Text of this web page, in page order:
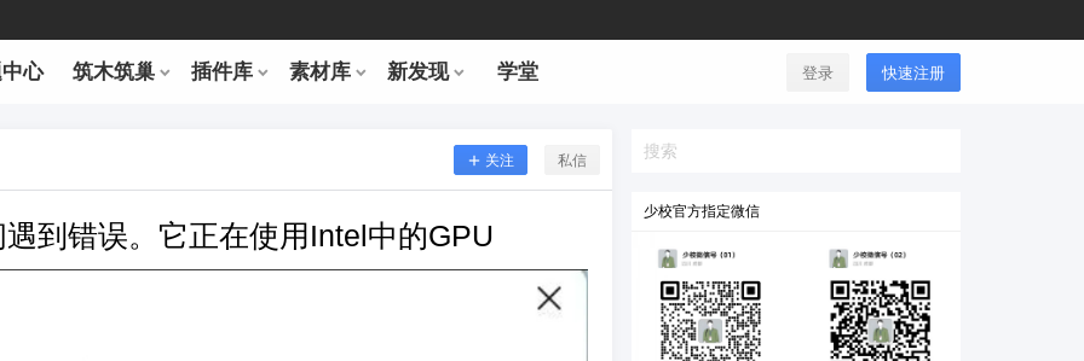
心 筑木筑巢 插件库 素材库 新发现 学堂 登录 快速注册
关注 私信
到错误。它正在使用Intel中的GPU
少校官方指定微信